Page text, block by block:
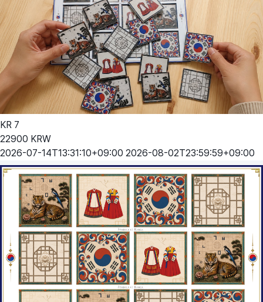
KR 7
22900 KRW
2026-07-14T13:31:10+09:00 2026-08-02T23:59:59+09:00